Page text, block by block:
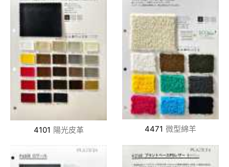
4101 陽光皮革 4471 微型綿羊